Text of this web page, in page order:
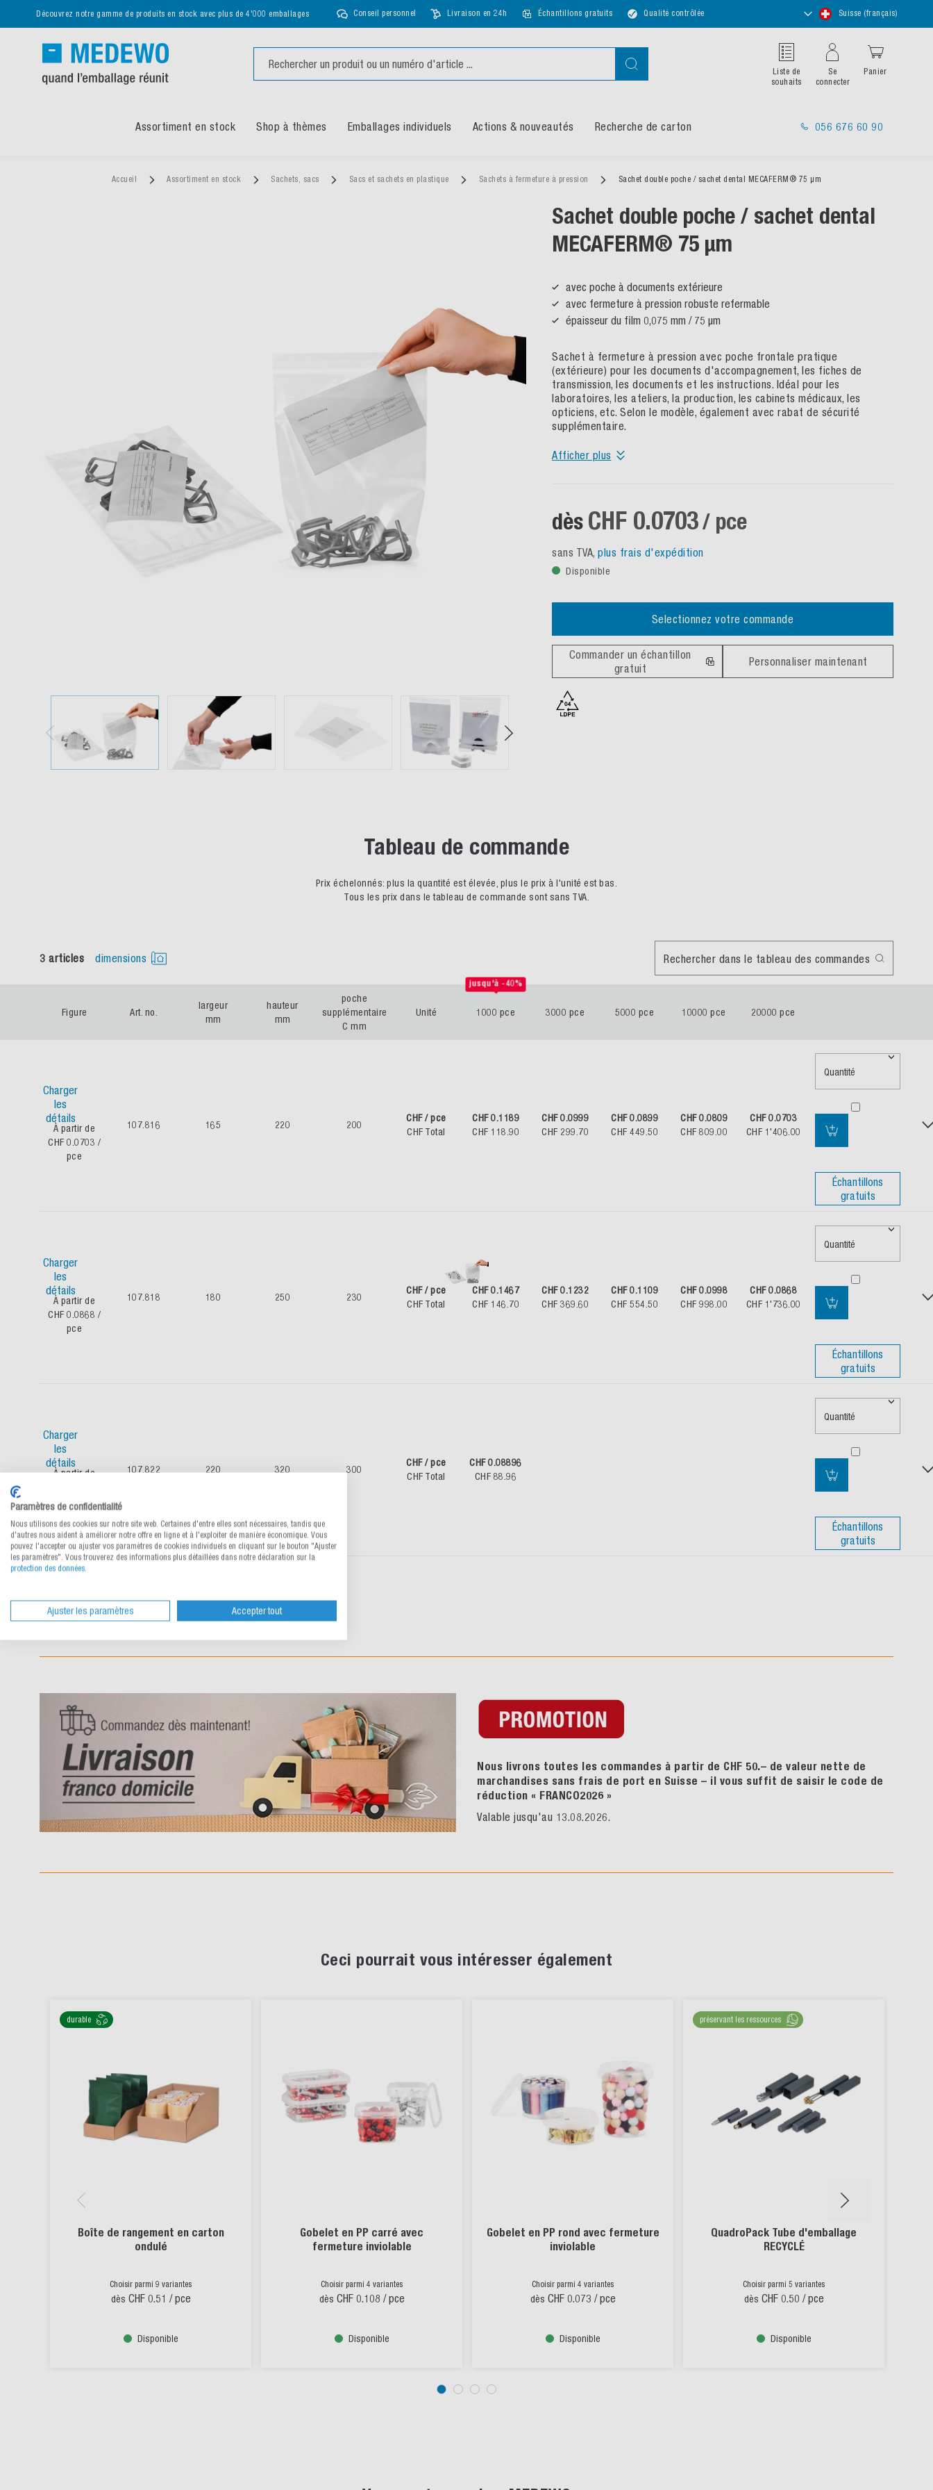
Découvrez notre gamme de produits en stock avec plus de 4'000 emballages Conseil personnel Livraison en 24h Échantillons gratuits Qualité contrôlée
Choisir
Suisse (français)
Chercher
Liste de
souhaits
Se
connecter
Panier
Assortiment en stock Shop à thèmes Emballages individuels Actions & nouveautés Recherche de carton 056 676 60 90
Accueil Assortiment en stock Sachets, sacs Sacs et sachets en plastique Sachets à fermeture à pression Sachet double poche / sachet dental MECAFERM® 75 μm
Sachet double poche / sachet dental
MECAFERM® 75 μm
avec poche à documents extérieure
avec fermeture à pression robuste refermable
épaisseur du film 0,075 mm / 75 µm
Sachet à fermeture à pression avec poche frontale pratique
(extérieure) pour les documents d'accompagnement, les fiches de
transmission, les documents et les instructions. Idéal pour les
laboratoires, les ateliers, la production, les cabinets médicaux, les
opticiens, etc. Selon le modèle, également avec rabat de sécurité
supplémentaire.
Afficher plus
dès CHF 0.0703/ pce
sans TVA, plus frais d'expédition
Disponible
Selectionnez votre commande
Commander un échantillon
gratuit
Personnaliser maintenant
Tableau de commande
Prix échelonnés: plus la quantité est élevée, plus le prix à l'unité est bas.
Tous les prix dans le tableau de commande sont sans TVA.
3 articles dimensions Rechercher dans le tableau des commandes
Figure Art. no.
largeur
mm
hauteur
mm
poche
supplémentaire
C mm
Unité
jusqu'à -40%
1000 pce 3000 pce 5000 pce 10000 pce 20000 pce
Charger
les
détails
À partir de
CHF 0.0703 /
pce
107.816 165 220 200
CHF / pce
CHF Total
CHF 0.1189
CHF 118.90
CHF 0.0999
CHF 299.70
CHF 0.0899
CHF 449.50
CHF 0.0809
CHF 809.00
CHF 0.0703
CHF 1'406.00
Quantité
Échantillons
gratuits
Charger
les
détails
À partir de
CHF 0.0868 /
pce
107.818 180 250 230
CHF / pce
CHF Total
CHF 0.1467
CHF 146.70
CHF 0.1232
CHF 369.60
CHF 0.1109
CHF 554.50
CHF 0.0998
CHF 998.00
CHF 0.0868
CHF 1'736.00
Quantité
Échantillons
gratuits
Charger
les
détails
À partir de
/ pce
107.822 220 320 300
CHF / pce
CHF Total
CHF 0.08896
CHF 88.96
Quantité
Échantillons
gratuits
*La première dimension "A" correspond à l'ouverture. L'hauteur "B" se
Nous livrons toutes les commandes à partir de CHF 50.– de valeur nette de
marchandises sans frais de port en Suisse – il vous suffit de saisir le code de
réduction « FRANCO2026 »
Valable jusqu'au 13.08.2026.
Ceci pourrait vous intéresser également
durable
Boîte de rangement en carton
ondulé
Choisir parmi 9 variantes
dès CHF 0.51 / pce
Disponible
Gobelet en PP carré avec
fermeture inviolable
Choisir parmi 4 variantes
dès CHF 0.108 / pce
Disponible
Gobelet en PP rond avec fermeture
inviolable
Choisir parmi 4 variantes
dès CHF 0.073 / pce
Disponible
préservant les ressources
QuadroPack Tube d'emballage
RECYCLÉ
Choisir parmi 5 variantes
dès CHF 0.50 / pce
Disponible
Paramètres de confidentialité
Nous utilisons des cookies sur notre site web. Certaines d'entre elles sont nécessaires, tandis que
d'autres nous aident à améliorer notre offre en ligne et à l'exploiter de manière économique. Vous
pouvez l'accepter ou ajuster vos paramètres de cookies individuels en cliquant sur le bouton "Ajuster
les paramètres". Vous trouverez des informations plus détaillées dans notre déclaration sur la
protection des données.
Ajuster les paramètres Accepter tout